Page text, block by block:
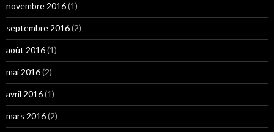
novembre 2016(1)
septembre 2016(2)
août 2016(1)
mai 2016(2)
avril 2016(1)
mars 2016(2)